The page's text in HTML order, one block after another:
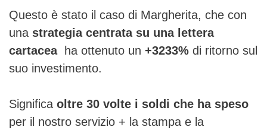
Questo è stato il caso di Margherita, che con
una strategia centrata su una lettera
cartaceaha ottenuto un +3233% di ritorno sul
suo investimento.
Significa oltre 30 volte i soldi che ha speso
per il nostro servizio + la stampa e la